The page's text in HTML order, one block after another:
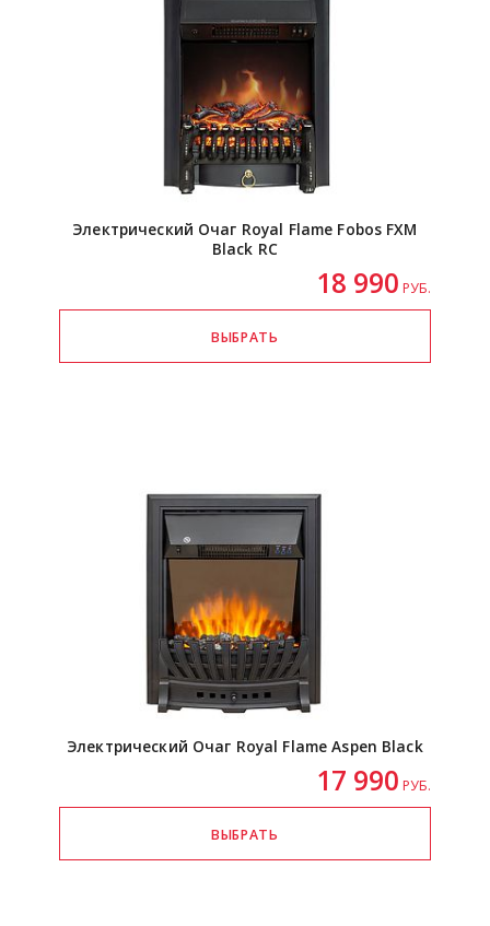
Электрический Очаг Royal Flame Fobos FXM
Black RC
18 990 РУБ.
Электрический Очаг Royal Flame Aspen Black
17 990 РУБ.